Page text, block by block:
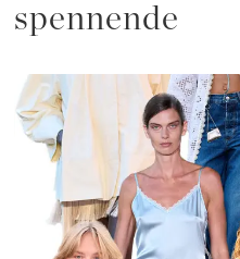
spennende